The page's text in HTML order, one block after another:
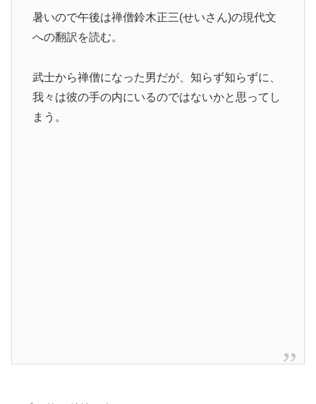
暑いので午後は禅僧鈴木正三(せいさん)の現代文
への翻訳を読む。
武士から禅僧になった男だが、知らず知らずに、
我々は彼の手の内にいるのではないかと思ってし
まう。